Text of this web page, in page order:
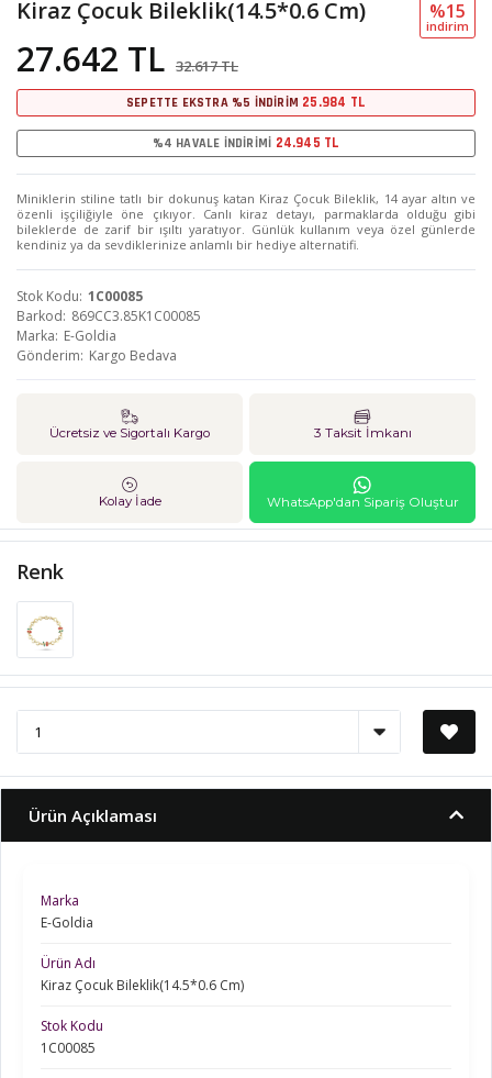
Kiraz Çocuk Bileklik(14.5*0.6 Cm)
27.642 TL 32.617 TL
%15
i̇ndi̇ri̇m
SEPETTE EKSTRA %5 İNDİRİM 25.984 TL
%4 HAVALE İNDİRİMİ 24.945 TL
Miniklerin stiline tatlı bir dokunuş katan Kiraz Çocuk Bileklik, 14 ayar altın ve
özenli işçiliğiyle öne çıkıyor. Canlı kiraz detayı, parmaklarda olduğu gibi
bileklerde de zarif bir ışıltı yaratıyor. Günlük kullanım veya özel günlerde
kendiniz ya da sevdiklerinize anlamlı bir hediye alternatifi.
Stok Kodu 1C00085
Barkod 869CC3.85K1C00085
Marka E-Goldia
Gönderim Kargo Bedava
Ücretsiz ve Sigortalı Kargo 3 Taksit İmkanı
Kolay İade WhatsApp'dan Sipariş Oluştur
Renk
Ürün Açıklaması
Marka
E-Goldia
Ürün Adı
Kiraz Çocuk Bileklik(14.5*0.6 Cm)
Stok Kodu
1C00085